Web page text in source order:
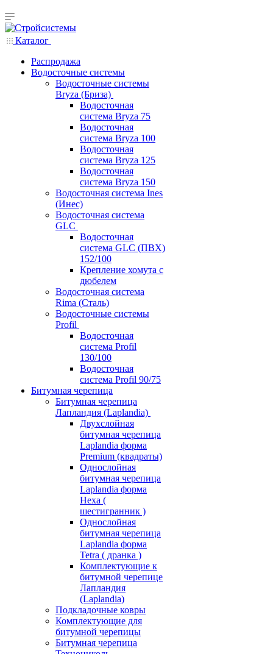
Каталог
Распродажа
Водосточные системы
Водосточные системы
Bryza (Бриза)
Водосточная
система Bryza 75
Водосточная
система Bryza 100
Водосточная
система Bryza 125
Водосточная
система Bryza 150
Водосточная система Ines
(Инес)
Водосточная система
GLC
Водосточная
система GLC (ПВХ)
152/100
Крепление хомута с
дюбелем
Водосточная система
Rima (Сталь)
Водосточные системы
Profil
Водосточная
система Profil
130/100
Водосточная
система Profil 90/75
Битумная черепица
Битумная черепица
Лапландия (Laplandia)
Двухслойная
битумная черепица
Laplandia форма
Premium (квадраты)
Однослойная
битумная черепица
Laplandia форма
Hexa (
шестигранник )
Однослойная
битумная черепица
Laplandia форма
Tetra ( дранка )
Комплектующие к
битумной черепице
Лапландия
(Laplandia)
Подкладочные ковры
Комплектующие для
битумной черепицы
Битумная черепица